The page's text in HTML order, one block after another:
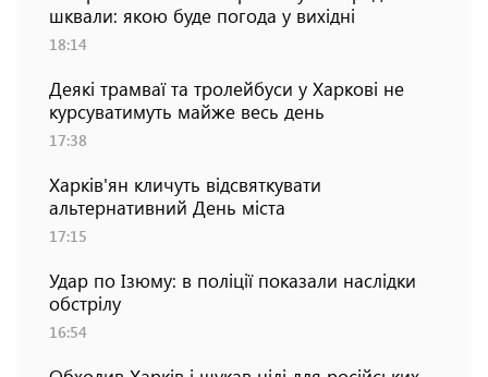
шквали: якою буде погода у вихідні
18:14
Деякі трамваї та тролейбуси у Харкові не
курсуватимуть майже весь день
17:38
Харків'ян кличуть відсвяткувати
альтернативний День міста
17:15
Удар по Ізюму: в поліції показали наслідки
обстрілу
16:54